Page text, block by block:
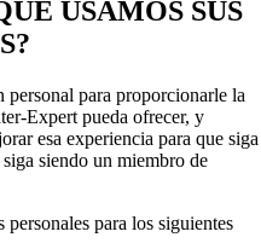
USAMOS SUS
para proporcionarle la
Expert pueda ofrecer, y
esa experiencia para que siga
siendo un miembro de
para los siguientes